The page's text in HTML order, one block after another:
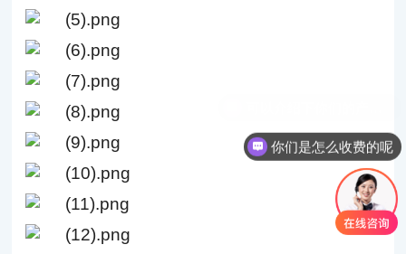
你们是怎么收费的呢